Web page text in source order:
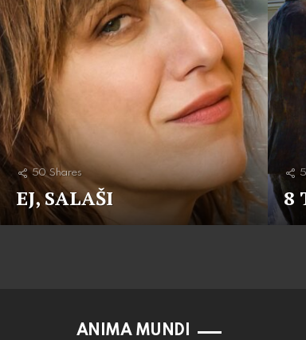
50 Shares
EJ, SALAŠI 8
ANIMA MUNDI